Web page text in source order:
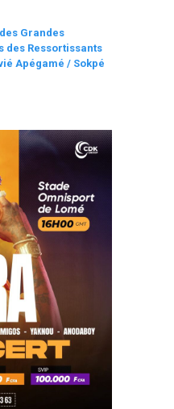
Grandes
des Ressortissants
Apégamé / Sokpé